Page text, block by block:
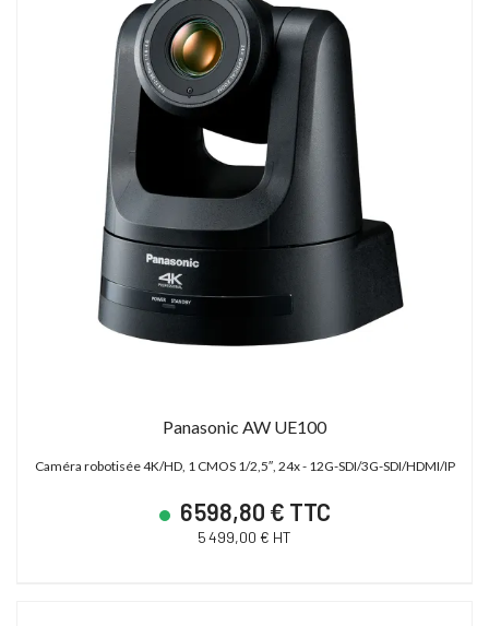
Panasonic AW UE100
Caméra robotisée 4K/HD, 1 CMOS 1/2,5″, 24x - 12G-SDI/3G-SDI/HDMI/IP
6 598,80 € TTC
5 499,00 € HT